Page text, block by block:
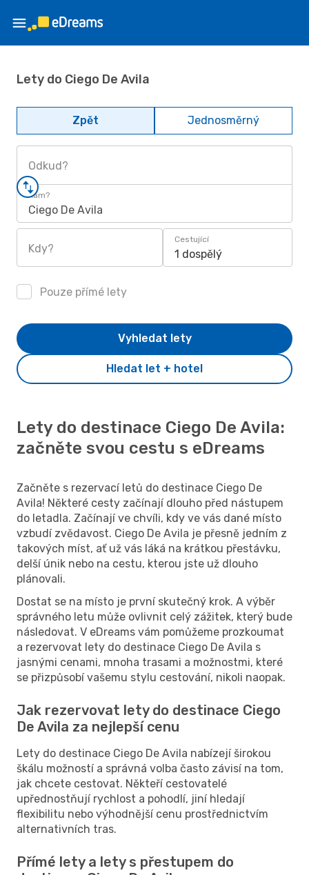
Lety do Ciego De Avila
Zpět Jednosměrný
Odkud?
Kam?
Ciego De Avila
Kdy?
Cestující
1 dospělý
Pouze přímé lety
Hledat let + hotel
Vyhledat lety
Lety do destinace Ciego De Avila:
začněte svou cestu s eDreams
Začněte s rezervací letů do destinace Ciego De
Avila! Některé cesty začínají dlouho před nástupem
do letadla. Začínají ve chvíli, kdy ve vás dané místo
vzbudí zvědavost. Ciego De Avila je přesně jedním z
takových míst, ať už vás láká na krátkou přestávku,
delší únik nebo na cestu, kterou jste už dlouho
plánovali.
Dostat se na místo je první skutečný krok. A výběr
správného letu může ovlivnit celý zážitek, který bude
následovat. V eDreams vám pomůžeme prozkoumat
a rezervovat lety do destinace Ciego De Avila s
jasnými cenami, mnoha trasami a možnostmi, které
se přizpůsobí vašemu stylu cestování, nikoli naopak.
Jak rezervovat lety do destinace Ciego
De Avila za nejlepší cenu
Lety do destinace Ciego De Avila nabízejí širokou
škálu možností a správná volba často závisí na tom,
jak chcete cestovat. Někteří cestovatelé
upřednostňují rychlost a pohodlí, jiní hledají
flexibilitu nebo výhodnější cenu prostřednictvím
alternativních tras.
Přímé lety a lety s přestupem do